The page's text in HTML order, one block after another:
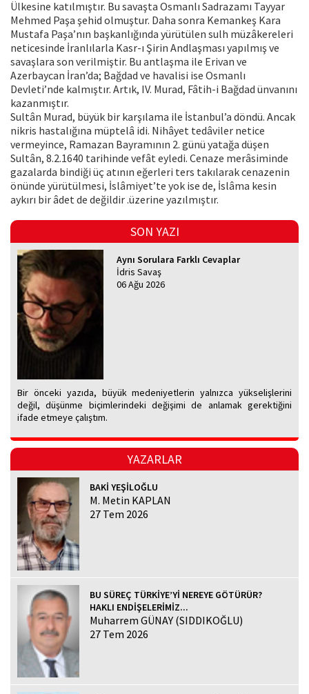
Ülkesine katılmıştır. Bu savaşta Osmanlı Sadrazamı Tayyar
Mehmed Paşa şehid olmuştur. Daha sonra Kemankeş Kara
Mustafa Paşa’nın başkanlığında yürütülen sulh müzâkereleri
neticesinde İranlılarla Kasr-ı Şirin Andlaşması yapılmış ve
savaşlara son verilmiştir. Bu antlaşma ile Erivan ve
Azerbaycan İran’da; Bağdad ve havalisi ise Osmanlı
Devleti’nde kalmıştır. Artık, IV. Murad, Fâtih-i Bağdad ünvanını
kazanmıştır.
Sultân Murad, büyük bir karşılama ile İstanbul’a döndü. Ancak
nikris hastalığına müptelâ idi. Nihâyet tedâviler netice
vermeyince, Ramazan Bayramının 2. günü yatağa düşen
Sultân, 8.2.1640 tarihinde vefât eyledi. Cenaze merâsiminde
gazalarda bindiği üç atının eğerleri ters takılarak cenazenin
önünde yürütülmesi, İslâmiyet’te yok ise de, İslâma kesin
aykırı bir âdet de değildir .üzerine yazılmıştır.
SON YAZI
Aynı Sorulara Farklı Cevaplar
İdris Savaş
06 Ağu 2026
Bir önceki yazıda, büyük medeniyetlerin yalnızca yükselişlerini
değil, düşünme biçimlerindeki değişimi de anlamak gerektiğini
ifade etmeye çalıştım.
YAZARLAR
BAKİ YEŞİLOĞLU
M. Metin KAPLAN
27 Tem 2026
BU SÜREÇ TÜRKİYE’Yİ NEREYE GÖTÜRÜR?
HAKLI ENDİŞELERİMİZ...
Muharrem GÜNAY (SIDDIKOĞLU)
27 Tem 2026